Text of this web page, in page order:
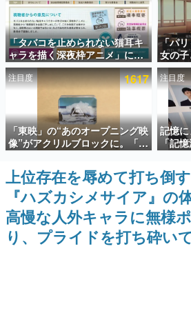
電ファミのいま読まれている記事ランキ
アプリセール情報
インタビュー
連載・特集一覧
殿堂入り記事
SNS拡散数が数千以上！ ペー
ど。多くの人々に読まれた、
事をまとめました。
ゲームの企画書
名作ゲームクリエイターの方
聞きし、ヒットする企画（ゲ
きます。
赫本
この物語を解いてはいけない
「タバコを止められない猫耳キ
ャラを描く深夜枠アニメ」に視
聴者の一部から批判意見。違法
薬物の使用と思しき描写も含め
て、BPOが議論を交わす
「パ
女の
恋愛
ルラ
敗す
注目度 1617
「東映」の“あのオープニング映
像”がアクリルブロックに。「東
映ヒストリカル グッズコレクシ
ョン」が8月下旬より発売
注目度
記憶
「記
的に
が“汚
瞬間、
目は
テリ
レあ
上位存在を辱めて打ち倒
『ハズカシメサイア』の
高慢な人外キャラに無様
り、プライドを打ち砕い